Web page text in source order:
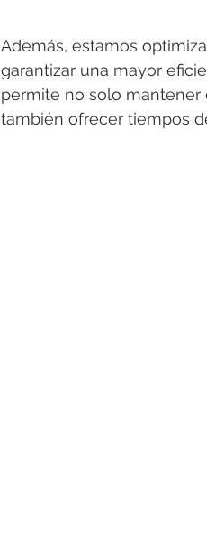
Además, estamos
garantizar una mayor
permite no solo mantener
también ofrecer tiempos